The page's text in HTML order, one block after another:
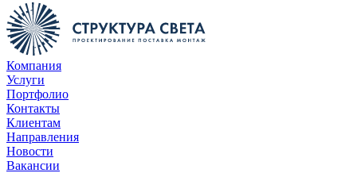
Компания
Услуги
Портфолио
Контакты
Клиентам
Направления
Новости
Вакансии